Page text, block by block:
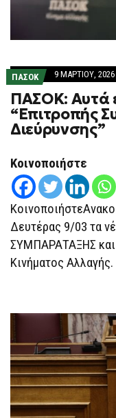
ΠΑΣΟΚ 9 ΜΑΡΤΊΟΥ, 2026
ΠΑΣΟΚ: Αυτά
“Επιτροπής
Διεύρυνσης”
Κοινοποιήστε
Δευτέρας 9/03 τα
ΣΥΜΠΑΡΑΤΑΞΗΣ
Κινήματος